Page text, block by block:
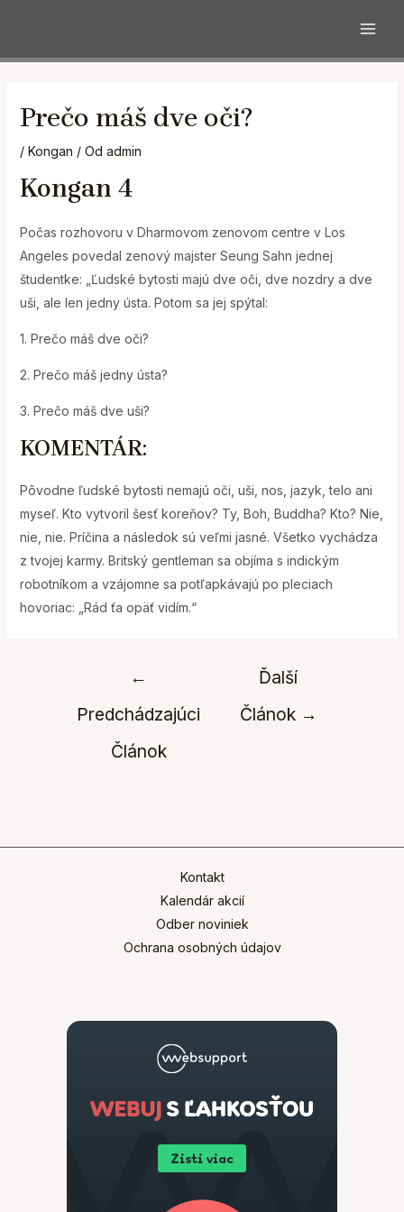
obsahPrečo máš dve oči?
/ Kongan / Od admin
Kongan 4
Počas rozhovoru v Dharmovom zenovom centre v Los
Angeles povedal zenový majster Seung Sahn jednej
študentke: „Ľudské bytosti majú dve oči, dve nozdry a dve
uši, ale len jedny ústa. Potom sa jej spýtal:
1. Prečo máš dve oči?
2. Prečo máš jedny ústa?
3. Prečo máš dve uši?
KOMENTÁR:
Pôvodne ľudské bytosti nemajú oči, uši, nos, jazyk, telo ani
myseľ. Kto vytvoril šesť koreňov? Ty, Boh, Buddha? Kto? Nie,
nie, nie. Príčina a následok sú veľmi jasné. Všetko vychádza
z tvojej karmy. Britský gentleman sa objíma s indickým
robotníkom a vzájomne sa potľapkávajú po pleciach
hovoriac: „Rád ťa opäť vidím.“
článku
←
Predchádzajúci
Článok
Ďalší
Článok →
Kontakt
Kalendár akcií
Odber noviniek
Ochrana osobných údajov